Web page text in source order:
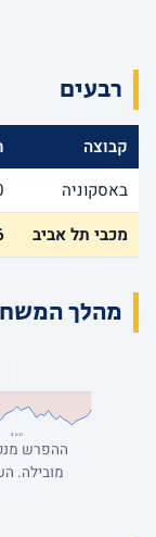
רבעים
קבוצה
באסקוניה
מכבי תל אביב
מהלך
רבע 4
ההפרש